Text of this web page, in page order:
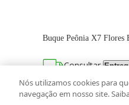
Buque Peônia X7 Flores
Consultar
As imagens dos
Nós utilizamos cookies para
navegação em nosso site.